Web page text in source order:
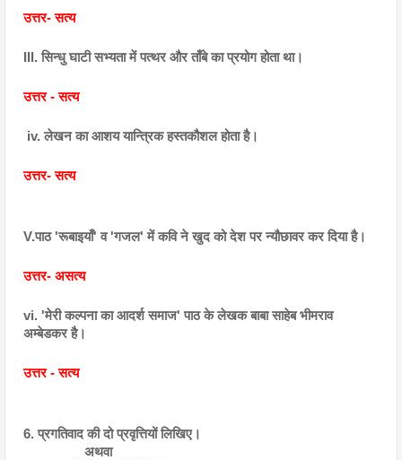
उत्तर- सत्य
III. सिन्धु घाटी सभ्यता में पत्थर और ताँबे का प्रयोग होता था।
उत्तर - सत्य
iv. लेखन का आशय यान्त्रिक हस्तकौशल होता है।
उत्तर- सत्य
V.पाठ 'रूबाइयाँ' व 'गजल' में कवि ने खुद को देश पर न्यौछावर कर दिया है।
उत्तर- असत्य
vi. 'मेरी कल्पना का आदर्श समाज' पाठ के लेखक बाबा साहेब भीमराव
अम्बेडकर है।
उत्तर - सत्य
6. प्रगतिवाद की दो प्रवृत्तियों लिखिए।
अथवा